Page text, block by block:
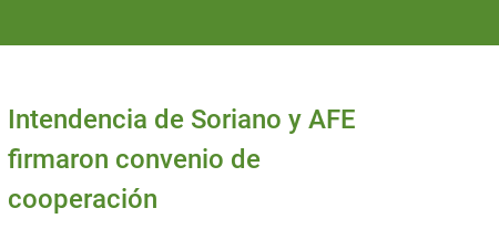
Intendencia de Soriano y AFE
firmaron convenio de
cooperación